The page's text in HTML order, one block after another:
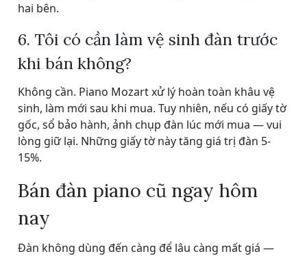
hai bên.
6. Tôi có cần làm vệ sinh đàn trước
khi bán không?
Không cần. Piano Mozart xử lý hoàn toàn khâu vệ
sinh, làm mới sau khi mua. Tuy nhiên, nếu có giấy tờ
gốc, sổ bảo hành, ảnh chụp đàn lúc mới mua — vui
lòng giữ lại. Những giấy tờ này tăng giá trị đàn 5-
15%.
Bán đàn piano cũ ngay hôm
nay
Đàn không dùng đến càng để lâu càng mất giá —